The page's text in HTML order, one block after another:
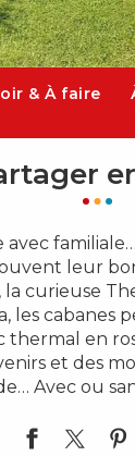
& À faire
avec
leur
la curieuse
les cabanes
thermal en
et des
Avec ou